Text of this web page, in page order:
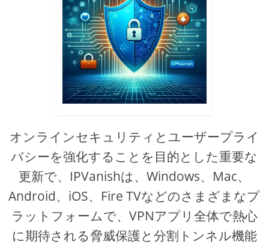
オンラインセキュリティとユーザープライ
バシーを強化することを目的とした重要な
更新で、IPVanishは、Windows、Mac、
Android、iOS、Fire TVなどのさまざまなプ
ラットフォームで、VPNアプリ全体で熱心
に期待される脅威保護と分割トンネル機能